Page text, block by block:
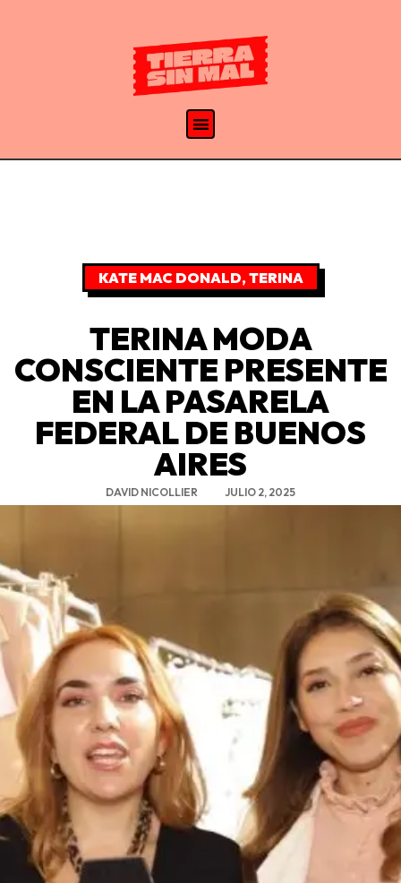
KATE MAC DONALD,TERINA
TERINA MODA
CONSCIENTE PRESENTE
EN LA PASARELA
FEDERAL DE BUENOS
AIRES
DAVID NICOLLIER JULIO 2, 2025